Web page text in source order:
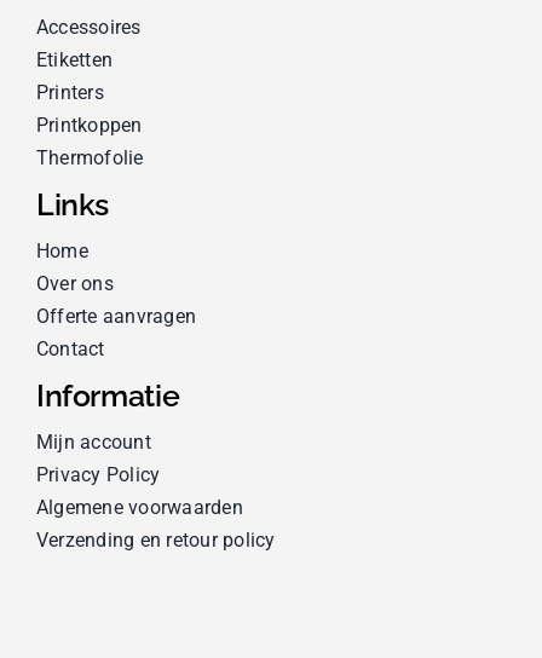
Accessoires
Etiketten
Printers
Printkoppen
Thermofolie
Links
Home
Over ons
Offerte aanvragen
Contact
Informatie
Mijn account
Privacy Policy
Algemene voorwaarden
Verzending en retour policy